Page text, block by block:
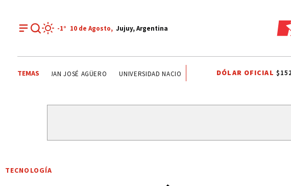
-1° 10 de Agosto, Jujuy, Argentina
TEMASJUAN JOSÉ AGÜERO UNIVERSIDAD NACIONAL DE JUJUY SAN PEDRO DE JUJUY
DÓLAR OFICIAL
TECNOLOGÍA